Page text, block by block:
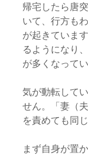
帰宅したら唐
いて、行方も
が起きていま
るようになり
が多くなってい
気が動転して
せん。「妻（
を責めても同じ
まず自身が置